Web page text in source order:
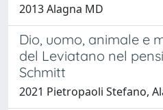
2013 Alagna MD
Dio, uomo, animale e
del Leviatano nel
Schmitt
2021 Pietropaoli Stefano,